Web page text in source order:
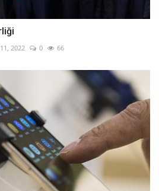
2022 0 66